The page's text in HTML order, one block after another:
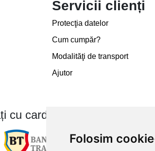
Folosim
Servicii clienți
Protecţia datelor
Cum cumpăr?
Modalităţi de transport
Ajutor
cu card bancar prin